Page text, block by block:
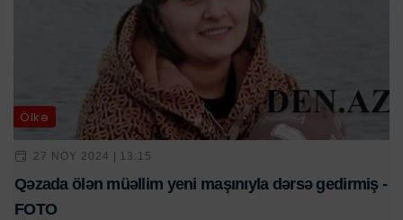
Ölkə
27 NOY 2024 | 13:15
Qəzada ölən müəllim yeni maşınıyla dərsə gedirmiş -
FOTO